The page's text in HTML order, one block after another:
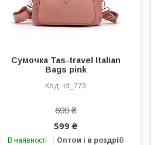
Сумочка Tas-travel Italian
Bags pink
id_773
699 ₴
599 ₴
В наявності Оптом і в роздріб